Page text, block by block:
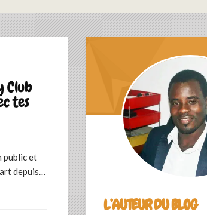
Club
tes
public et
depuis…
L’AUTEUR DU BLOG